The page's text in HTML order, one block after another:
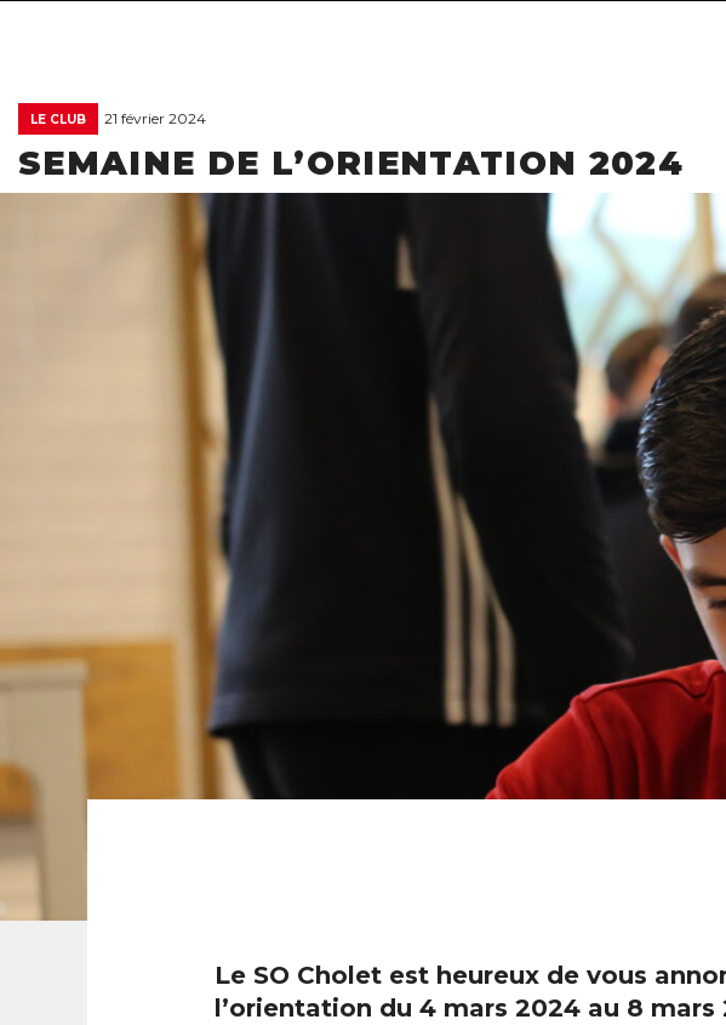
LE CLUB 21 février 2024
SEMAINE DE L’ORIENTATION 2024
Le SO Cholet est heureux de vous
l’orientation du 4 mars 2024 au 8 mars